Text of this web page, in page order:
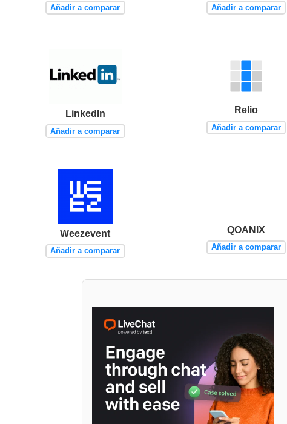
Añadir a comparar Añadir a comparar
LinkedIn
Añadir a comparar
Relio
Añadir a comparar
Weezevent
Añadir a comparar
QOANIX
Añadir a comparar